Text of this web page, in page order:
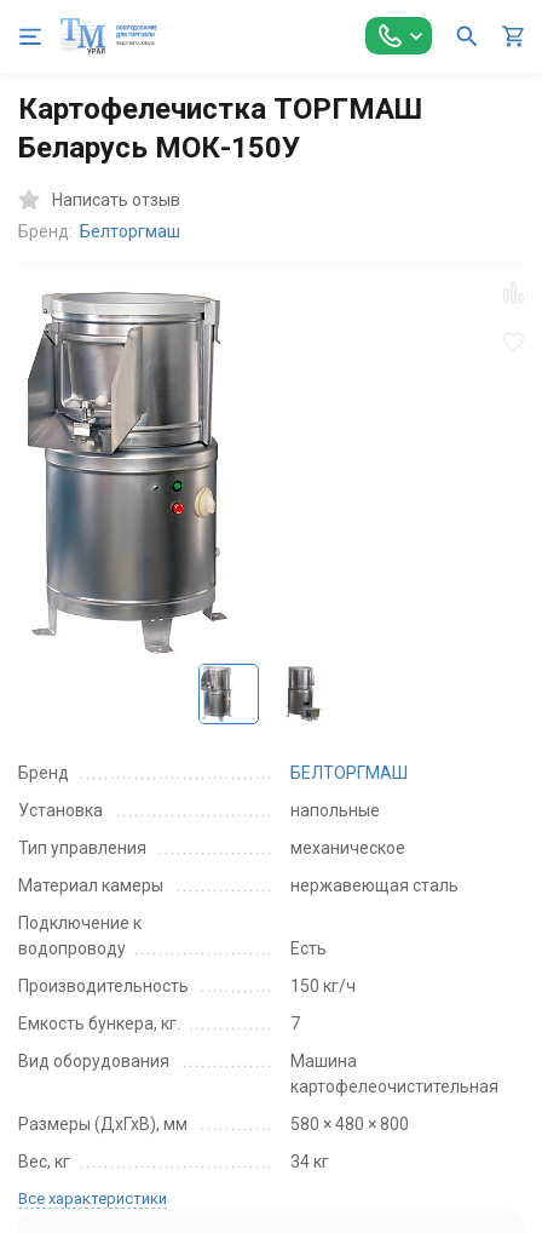
Главная Оборудование для Общепита Механическое
Картофелечистка ТОРГМАШ
Беларусь МОК-150У
Написать отзыв
Бренд: Белторгмаш
Бренд
БЕЛТОРГМАШ
Установка
напольные
Тип управления
механическое
Материал камеры
нержавеющая сталь
Подключение к
водопроводу
Есть
Производительность
150 кг/ч
Емкость бункера, кг.
7
Вид оборудования
Машина
картофелеочистительная
Размеры (ДхГхВ), мм
580 × 480 × 800
Вес, кг
34 кг
Все характеристики